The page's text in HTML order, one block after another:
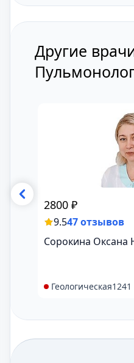
Другие
2800 ₽
9.547 отзывов
Сорокина Оксана
Геологическая